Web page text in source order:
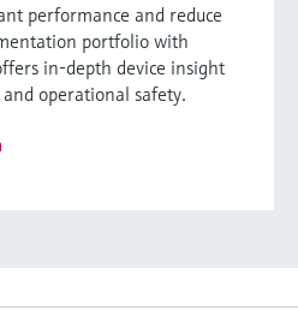
performance and reduce
portfolio with
in-depth device insight
operational safety.